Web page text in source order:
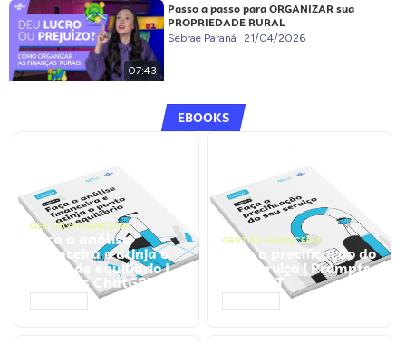
07:43
Passo a passo para ORGANIZAR sua
PROPRIEDADE RURAL
Sebrae Paraná 21/04/2026
EBOOKS
GESTÃO FINANCEIRA
Faça a análise
financeira e atinja o
ponto de equilíbrio |
Prompts ChatGPT
GESTÃO FINANCEIRA
Faça a precificação do
seu serviço | Prompts
ChatGPT